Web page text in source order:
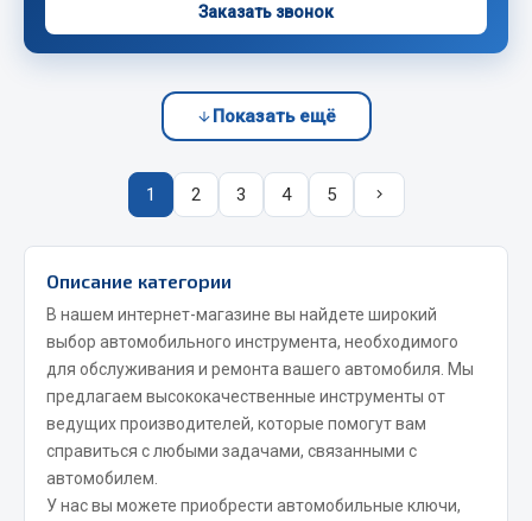
Фильтры
Фильтры DONALDSON
Показать ещё
Весь раздел
Всё для сварки
Заказать звонок
Показать ещё
1 2 3 4 5
Описание категории
В нашем интернет-магазине вы найдете широкий
выбор автомобильного инструмента, необходимого
для обслуживания и ремонта вашего автомобиля. Мы
предлагаем высококачественные инструменты от
ведущих производителей, которые помогут вам
справиться с любыми задачами, связанными с
автомобилем.
У нас вы можете приобрести автомобильные ключи,